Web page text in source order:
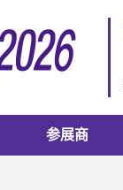
参展商